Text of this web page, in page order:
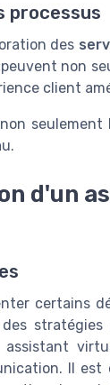
processus
des
non
client
d'un
certains
stratégies
assistant
Il